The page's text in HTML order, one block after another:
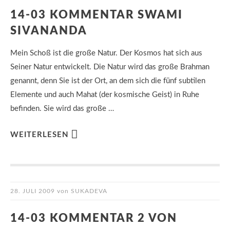
14-03 KOMMENTAR SWAMI
SIVANANDA
Mein Schoß ist die große Natur. Der Kosmos hat sich aus
Seiner Natur entwickelt. Die Natur wird das große Brahman
genannt, denn Sie ist der Ort, an dem sich die fünf subtilen
Elemente und auch Mahat (der kosmische Geist) in Ruhe
befinden. Sie wird das große …
WEITERLESEN
28. JULI 2009 von SUKADEVA
14-03 KOMMENTAR 2 VON